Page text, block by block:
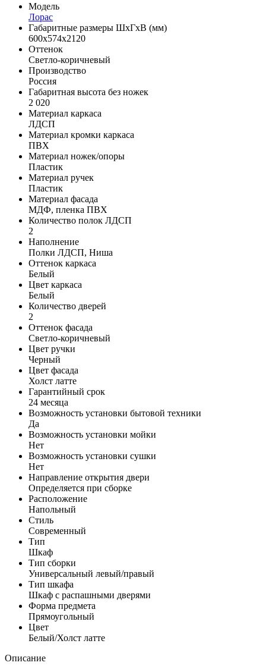
Модель
Лорас
Габаритные размеры ШхГхВ (мм)
600х574х2120
Оттенок
Светло-коричневый
Производство
Россия
Габаритная высота без ножек
2 020
Материал каркаса
ЛДСП
Материал кромки каркаса
ПВХ
Материал ножек/опоры
Пластик
Материал ручек
Пластик
Материал фасада
МДФ, пленка ПВХ
Количество полок ЛДСП
2
Наполнение
Полки ЛДСП, Ниша
Оттенок каркаса
Белый
Цвет каркаса
Белый
Количество дверей
2
Оттенок фасада
Светло-коричневый
Цвет ручки
Черный
Цвет фасада
Холст латте
Гарантийный срок
24 месяца
Возможность установки бытовой техники
Да
Возможность установки мойки
Нет
Возможность установки сушки
Нет
Направление открытия двери
Определяется при сборке
Расположение
Напольный
Стиль
Современный
Тип
Шкаф
Тип сборки
Универсальный левый/правый
Тип шкафа
Шкаф с распашными дверями
Форма предмета
Прямоугольный
Цвет
Белый/Холст латте
Описание